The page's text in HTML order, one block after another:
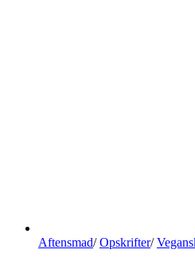
Aftensmad/ Opskrifter/